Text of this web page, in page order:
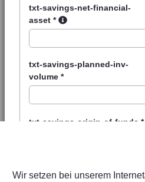
Wir setzen bei unserem
txt-savings-net-financial-
asset *
txt-savings-planned-inv-
volume *
txt-savings-origin-of-funds *